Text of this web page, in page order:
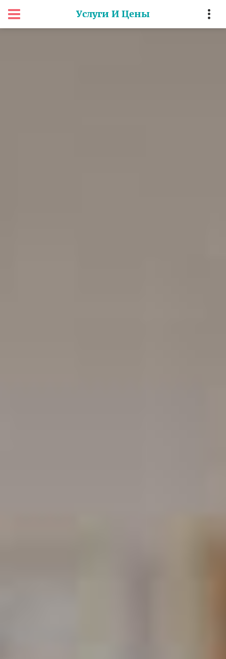
Услуги И Цены